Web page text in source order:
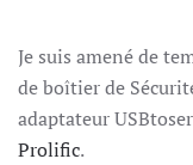
SERIAL
Je suis amené de
de boîtier de
adaptateur
Prolific.